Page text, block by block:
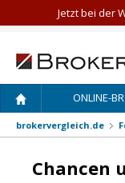
ONLINE-
brokervergleich.de
Chancen
Jetzt bei der